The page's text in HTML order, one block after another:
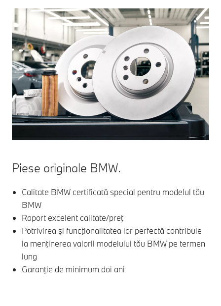
Piese originale BMW.
Calitate BMW certificată special pentru modelul tău
BMW
Raport excelent calitate/preţ
Potrivirea şi funcţionalitatea lor perfectă contribuie
la menţinerea valorii modelului tău BMW pe termen
lung
Garanţie de minimum doi ani